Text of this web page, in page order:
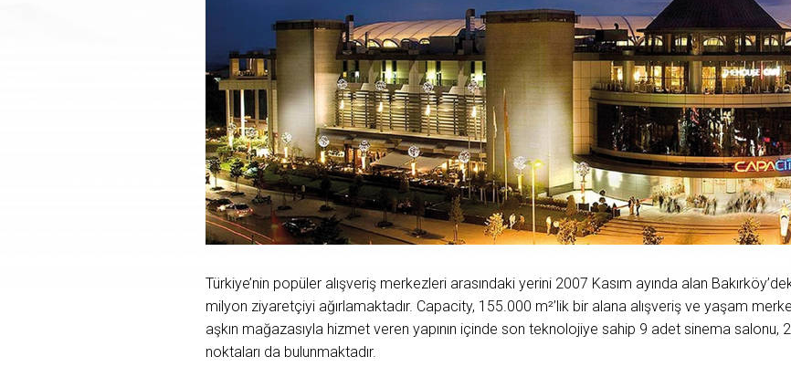
Türkiye’nin popüler alışveriş merkezleri arasındaki yerini 2007 Kasım ayında alan
milyon ziyaretçiyi ağırlamaktadır. Capacity, 155.000 m²’lik bir alana alışveriş ve yaşam
aşkın mağazasıyla hizmet veren yapının içinde son teknolojiye sahip 9 adet sinema salonu,
noktaları da bulunmaktadır.